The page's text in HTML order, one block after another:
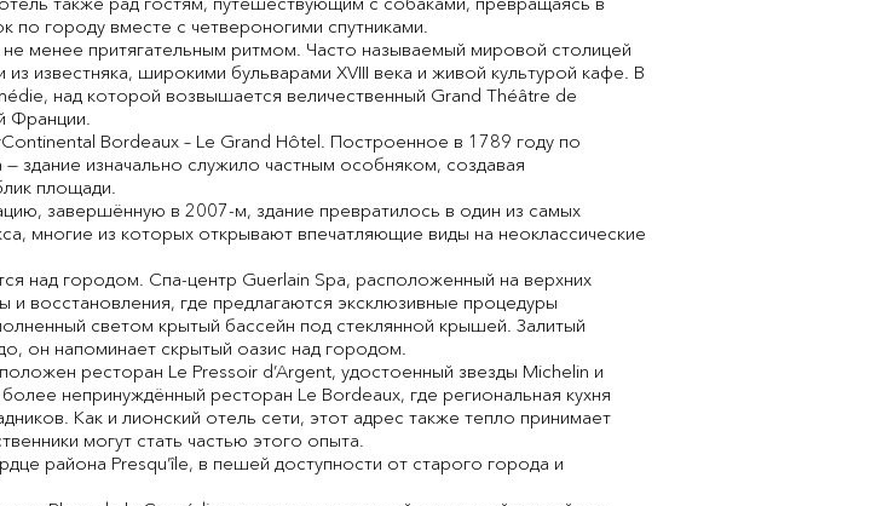
по городу вместе с четвероногими спутниками.
менее притягательным ритмом. Часто называемый мировой столицей
известняка, широкими бульварами XVIII века и живой культурой кафе. В
над которой возвышается величественный Grand Théâtre de
Франции.
Bordeaux – Le Grand Hôtel. Построенное в 1789 году по
здание изначально служило частным особняком, создавая
площади.
завершённую в 2007-м, здание превратилось в один из самых
многие из которых открывают впечатляющие виды на неоклассические
над городом. Спа-центр Guerlain Spa, расположенный на верхних
восстановления, где предлагаются эксклюзивные процедуры
светом крытый бассейн под стеклянной крышей. Залитый
он напоминает скрытый оазис над городом.
ресторан Le Pressoir d’Argent, удостоенный звезды Michelin и
непринуждённый ресторан Le Bordeaux, где региональная кухня
Как и лионский отель сети, этот адрес также тепло принимает
могут стать частью этого опыта.
района Presqu’île, в пешей доступности от старого города и